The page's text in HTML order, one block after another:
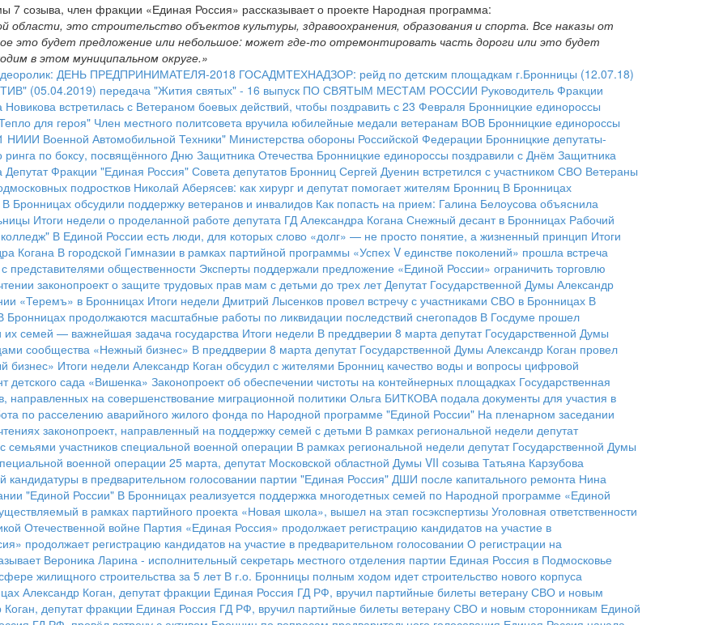
7 созыва, член фракции «Единая Россия» рассказывает о проекте Народная программа:
области, это строительство объектов культуры, здравоохранения, образования и спорта. Все наказы от
это будет предложение или небольшое: может где-то отремонтировать часть дороги или это будет
в этом муниципальном округе.»
ДЕНЬ ПРЕДПРИНИМАТЕЛЯ-2018 ГОСАДМТЕХНАДЗОР: рейд по детским площадкам г.Бронницы (12.07.18)
(05.04.2019) передача "Жития святых" - 16 выпуск ПО СВЯТЫМ МЕСТАМ РОССИИ Руководитель Фракции
встретилась с Ветераном боевых действий, чтобы поздравить с 23 Февраля Бронницкие единороссы
для героя" Член местного политсовета вручила юбилейные медали ветеранам ВОВ Бронницкие единороссы
Военной Автомобильной Техники" Министерства обороны Российской Федерации Бронницкие депутаты-
ринга по боксу, посвящённого Дню Защитника Отечества Бронницкие единороссы поздравили с Днём Защитника
Депутат Фракции "Единая Россия" Совета депутатов Бронниц Сергей Дуенин встретился с участником СВО Ветераны
подростков Николай Аберясев: как хирург и депутат помогает жителям Бронниц В Бронницах
В Бронницах обсудили поддержку ветеранов и инвалидов Как попасть на прием: Галина Белоусова объяснила
Итоги недели о проделанной работе депутата ГД Александра Когана Снежный десант в Бронницах Рабочий
В Единой России есть люди, для которых слово «долг» — не просто понятие, а жизненный принцип Итоги
Когана В городской Гимназии в рамках партийной программы «Успех V единстве поколений» прошла встреча
представителями общественности Эксперты поддержали предложение «Единой России» ограничить торговлю
законопроект о защите трудовых прав мам с детьми до трех лет Депутат Государственной Думы Александр
«Теремъ» в Бронницах Итоги недели Дмитрий Лысенков провел встречу с участниками СВО в Бронницах В
Бронницах продолжаются масштабные работы по ликвидации последствий снегопадов В Госдуме прошел
семей — важнейшая задача государства Итоги недели В преддверии 8 марта депутат Государственной Думы
сообщества «Нежный бизнес» В преддверии 8 марта депутат Государственной Думы Александр Коган провел
бизнес» Итоги недели Александр Коган обсудил с жителями Бронниц качество воды и вопросы цифровой
детского сада «Вишенка» Законопроект об обеспечении чистоты на контейнерных площадках Государственная
направленных на совершенствование миграционной политики Ольга БИТКОВА подала документы для участия в
по расселению аварийного жилого фонда по Народной программе "Единой России" На пленарном заседании
законопроект, направленный на поддержку семей с детьми В рамках региональной недели депутат
семьями участников специальной военной операции В рамках региональной недели депутат Государственной Думы
военной операции 25 марта, депутат Московской областной Думы VII созыва Татьяна Карзубова
в предварительном голосовании партии "Единая Россия" ДШИ после капитального ремонта Нина
"Единой России" В Бронницах реализуется поддержка многодетных семей по Народной программе «Единой
в рамках партийного проекта «Новая школа», вышел на этап госэкспертизы Уголовная ответственности
Отечественной войне Партия «Единая Россия» продолжает регистрацию кандидатов на участие в
продолжает регистрацию кандидатов на участие в предварительном голосовании О регистрации на
Вероника Ларина - исполнительный секретарь местного отделения партии Единая Россия в Подмосковье
жилищного строительства за 5 лет В г.о. Бронницы полным ходом идет строительство нового корпуса
Александр Коган, депутат фракции Единая Россия ГД РФ, вручил партийные билеты ветерану СВО и новым
депутат фракции Единая Россия ГД РФ, вручил партийные билеты ветерану СВО и новым сторонникам Единой